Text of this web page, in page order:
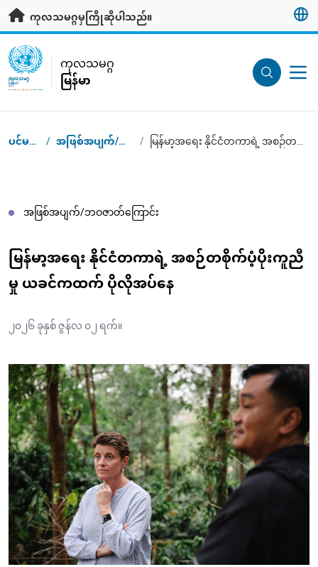
ပင်မအကြောင်းအရာသို့ သွားရန်
ကုလသမဂ္ဂမှကြိုဆိုပါသည်။
UN Logo
ကုလသမဂ္ဂ
မြန်မာ
ကုလသမဂ္ဂ
မြန်မာ
Breadcrumb
ပင်မစာမျက်နှာ / အဖြစ်အပျက်/ဘဝဇာတ်‌ကြောင်းများ /
အဖြစ်အပျက်/ဘဝဇာတ်‌ကြောင်း
မြန်မာ့အရေး နိုင်ငံတကာရဲ့ အစဉ်တစိုက်ပံ့ပိုးကူညီ
မှု ယခင်ကထက် ပိုလိုအပ်နေ
၂၀၂၆ ခုနှစ် ဇွန်လ ၀၂ ရက်။